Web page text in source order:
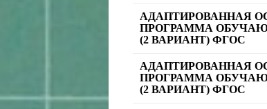
АДАПТИРОВАННАЯ
ПРОГРАММА
(2 ВАРИАНТ) ФГОС
АДАПТИРОВАННАЯ
ПРОГРАММА
(2 ВАРИАНТ) ФГОС